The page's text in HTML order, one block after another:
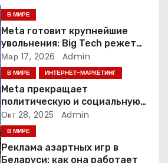
В МИРЕ
Meta готовит крупнейшие
увольнения: Big Tech режет
людей ради искусственного
интеллекта
Мар 17, 2026 Admin
В МИРЕ ИНТЕРНЕТ-МАРКЕТИНГ
Meta прекращает
политическую и социальную
рекламу в ЕС. Почему это
меняет рынок цифровой
рекламы?
Окт 28, 2025 Admin
В МИРЕ
Реклама азартных игр в
Беларуси: как она работает